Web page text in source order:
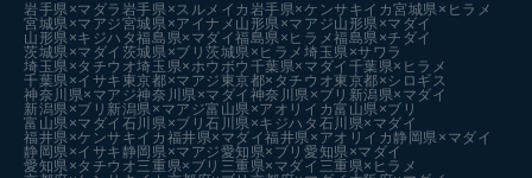
岩手県×マダラ 岩手県×スルメイカ 岩手県×ケンサキイカ宮城県×ヒラメ
宮城県×マアジ宮城県×アイナメ 山形県×マアジ山形県×マダイ
山形県×キジハタ福島県×マダイ福島県×ヒラメ福島県×チダイ
茨城県×マダイ 茨城県×ブリ茨城県×ヒラメ埼玉県×サワラ
埼玉県×タチウオ埼玉県×ホウボウ 千葉県×マダイ 千葉県×ヒラメ
千葉県×イサキ 東京都×マアジ 東京都×タチウオ東京都×シロギス
神奈川県×マアジ神奈川県×マダイ 神奈川県×ブリ 新潟県×マダイ
新潟県×ブリ 新潟県×マアジ富山県×アオリイカ富山県×ブリ
富山県×マダイ 石川県×ブリ石川県×キジハタ 石川県×マダイ
福井県×ケンサキイカ 福井県×マダイ福井県×アオリイカ 静岡県×マダイ
静岡県×イサキ 静岡県×マアジ愛知県×ブリ愛知県×マダイ
愛知県×タチウオ三重県×ブリ 三重県×マダイ 三重県×ヒラメ